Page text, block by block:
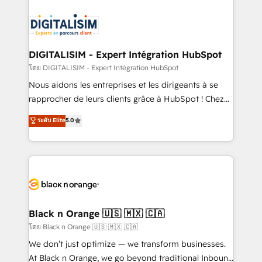
clients.” - Brian Garvey, VP, Solutions Partner
Program, HubSpot.
Implementation partner, we provide expertise to
drive your business forward. Since 2015 we are fully
dedicated to HubSpot and with an experienced
team (50+), we work with reputable companies in
B2B sectors such as manufacturing, SaaS and
business services. We prepare a customized
impact of your digital transformation, including a
detailed financial rationale with a focus on ROI and
embark on a transformational journey that sets your
business up for long-term success. Unlock your
business. If not now, when?
DIGITALISIM - Expert Intégration HubSpot
โดย DIGITALISIM - Expert Intégration HubSpot
Nous aidons les entreprises et les dirigeants à se
rapprocher de leurs clients grâce à HubSpot ! Chez
DIGITALISIM, nous avons l'intime conviction que la
réussite des entreprises passe par l’innovation web,
le marketing digital, et la relation client ! C'est
pourquoi, nos experts sont à la fois capables de
référencement, votre stratégie digitale et le pilotage
projet HubSpot avec DIGITALISIM : 🧽 Nettoyage,
migration et intégration des bases de données. 🚀
Développement des interfaces avec vos logiciels
métiers ⚙️ Configuration de la plateforme HubSpot
ระดับ Elite5.0
Black n Orange 🇺🇸 🇲🇽 🇨🇦
โดย Black n Orange 🇺🇸 🇲🇽 🇨🇦
We don’t just optimize — we transform businesses.
At Black n Orange, we go beyond traditional Inbound